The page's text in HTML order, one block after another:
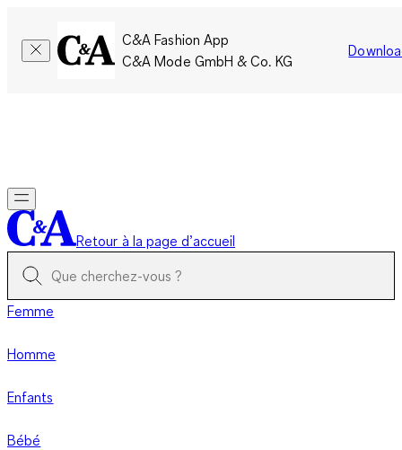
C&A Fashion App
C&A Mode GmbH & Co. KG
Retour à la page d’accueil
Femme
Homme
Enfants
Bébé